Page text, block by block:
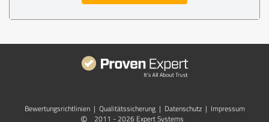
Bewertungs­richtlinien | Qualitätssicherung | Datenschutz | Impressum
2011 - 2026 Expert Systems